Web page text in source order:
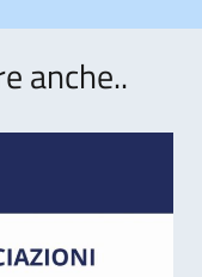
anche..